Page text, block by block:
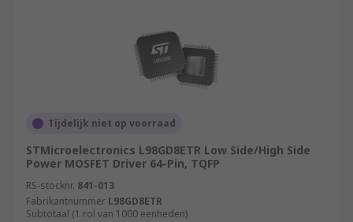
Tijdelijk niet op voorraad
STMicroelectronics L98GD8ETR Low Side/High Side
Power MOSFET Driver 64-Pin, TQFP
RS-stocknr. 841-013
Fabrikantnummer L98GD8ETR
Subtotaal (1 rol van 1000 eenheden)